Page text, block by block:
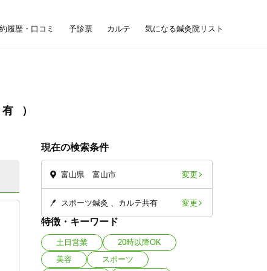
履歴・口コミ 予診票 カルテ 気になる鍼灸院リスト
現在の検索条件
富山県 富山市 変更
スポーツ鍼灸 カルテ共有 変更
特徴・キーワード
土日営業
20時以降OK
美容
スポーツ